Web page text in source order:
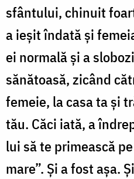
sfântului, chinuit
a ieșit îndată și
ei normală și a
sănătoasă, zicând
femeie, la casa ta și
tău. Căci iată, a
lui să te primească
mare”. Și a fost așa.